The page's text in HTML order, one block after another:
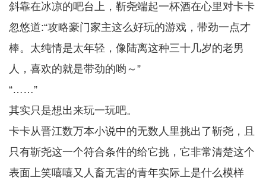
斜靠在冰凉的吧台上，靳尧端起一杯酒在心里对卡卡
忽悠道:“攻略豪门家主这么好玩的游戏，带劲一点才
棒。太纯情是太年轻，像陆离这种三十几岁的老男
人，喜欢的就是带劲的哟～”
“……”
其实只是想出来玩一玩吧。
卡卡从晋江数万本小说中的无数人里挑出了靳尧，且
只有靳尧这一个符合条件的给它挑，它非常清楚这个
表面上笑嘻嘻又人畜无害的青年实际上是什么模样